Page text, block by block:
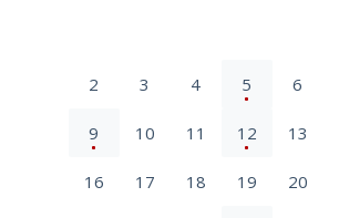
2 3 4 5 6
9 10 11 12 13
16 17 18 19 20